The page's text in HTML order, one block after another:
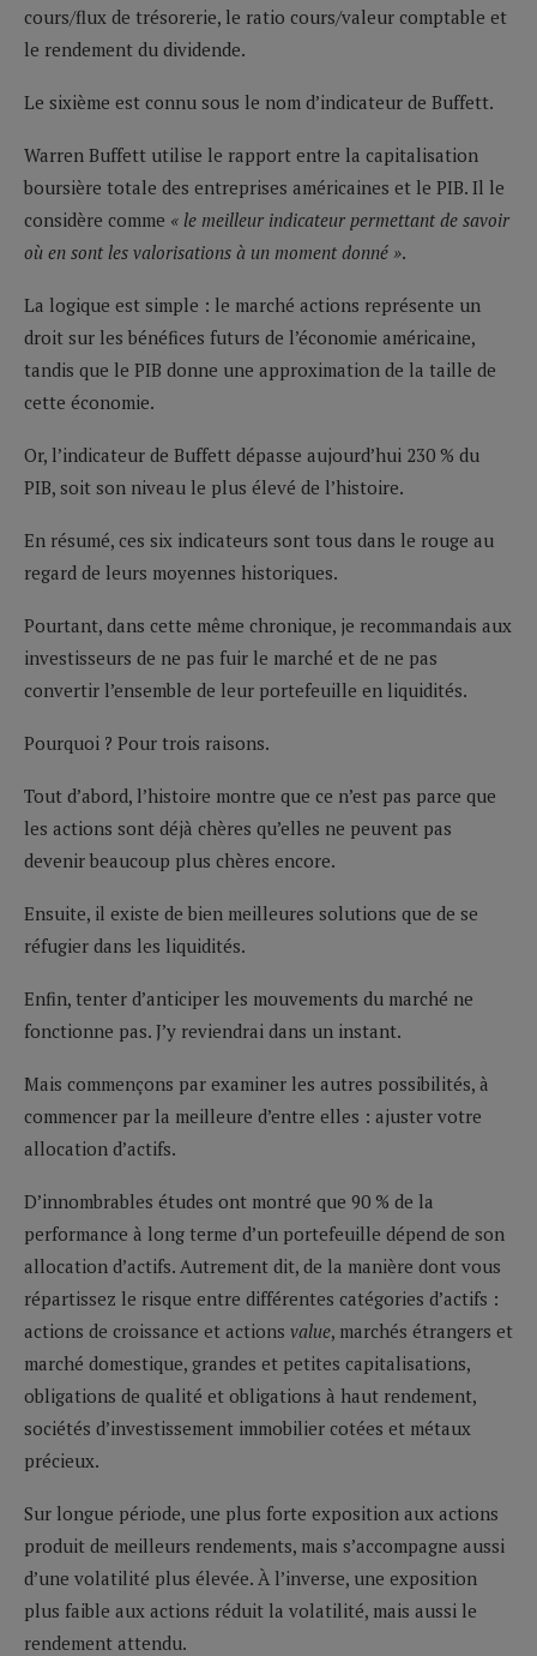
cours/flux de trésorerie, le ratio cours/valeur comptable et
le rendement du dividende.
Le sixième est connu sous le nom d’indicateur de Buffett.
Warren Buffett utilise le rapport entre la capitalisation
boursière totale des entreprises américaines et le PIB. Il le
considère comme « le meilleur indicateur permettant de savoir
où en sont les valorisations à un moment donné ».
La logique est simple : le marché actions représente un
droit sur les bénéfices futurs de l’économie américaine,
tandis que le PIB donne une approximation de la taille de
cette économie.
Or, l’indicateur de Buffett dépasse aujourd’hui 230 % du
PIB, soit son niveau le plus élevé de l’histoire.
En résumé, ces six indicateurs sont tous dans le rouge au
regard de leurs moyennes historiques.
Pourtant, dans cette même chronique, je recommandais aux
investisseurs de ne pas fuir le marché et de ne pas
convertir l’ensemble de leur portefeuille en liquidités.
Pourquoi ? Pour trois raisons.
Tout d’abord, l’histoire montre que ce n’est pas parce que
les actions sont déjà chères qu’elles ne peuvent pas
devenir beaucoup plus chères encore.
Ensuite, il existe de bien meilleures solutions que de se
réfugier dans les liquidités.
Enfin, tenter d’anticiper les mouvements du marché ne
fonctionne pas. J’y reviendrai dans un instant.
Mais commençons par examiner les autres possibilités, à
commencer par la meilleure d’entre elles : ajuster votre
allocation d’actifs.
D’innombrables études ont montré que 90 % de la
performance à long terme d’un portefeuille dépend de son
allocation d’actifs. Autrement dit, de la manière dont vous
répartissez le risque entre différentes catégories d’actifs :
actions de croissance et actions value, marchés étrangers et
marché domestique, grandes et petites capitalisations,
obligations de qualité et obligations à haut rendement,
sociétés d’investissement immobilier cotées et métaux
précieux.
Sur longue période, une plus forte exposition aux actions
produit de meilleurs rendements, mais s’accompagne aussi
d’une volatilité plus élevée. À l’inverse, une exposition
plus faible aux actions réduit la volatilité, mais aussi le
rendement attendu.